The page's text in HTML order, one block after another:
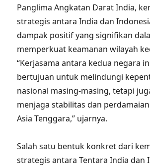
Panglima Angkatan Darat India,
strategis antara India dan
dampak positif yang signifikan
memperkuat keamanan wilayah
“Kerjasama antara kedua negara
bertujuan untuk melindungi
nasional masing-masing, tetapi
menjaga stabilitas dan
Asia Tenggara,” ujarnya.
Salah satu bentuk konkret dari
strategis antara Tentara India dan